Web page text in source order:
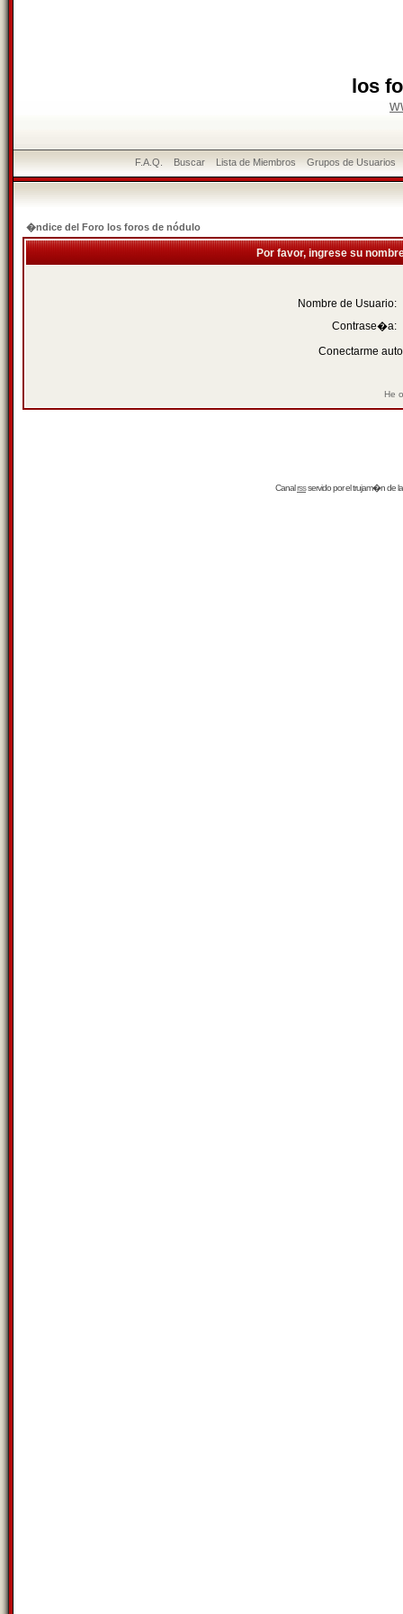
los
F.A.Q. Buscar Lista de Miembros Grupos de Usuarios
�ndice del Foro los foros de nódulo
Por favor, ingrese su
Nombre de Usuario:
Contrase�a:
Conectarme
He
Canalrssservido por eltrujam�nde